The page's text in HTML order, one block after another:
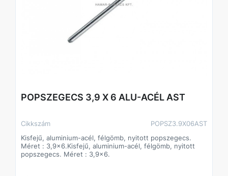
POPSZEGECS 3,9 X 6 ALU-ACÉL AST
Cikkszám
POPSZ3.9X06AST
Kisfejű, aluminium-acél, félgömb, nyitott popszegecs.
Méret : 3,9x6.Kisfejű, aluminium-acél, félgömb, nyitott
popszegecs. Méret : 3,9x6.